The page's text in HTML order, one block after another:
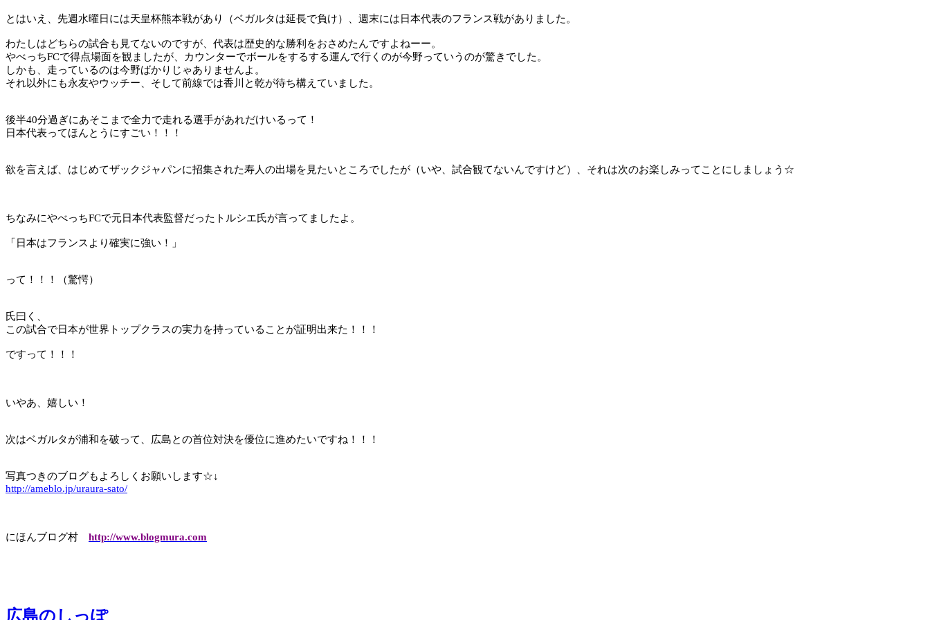
とはいえ、先週水曜日には天皇杯熊本戦があり（ベガルタは延長で負け）、週末には日本代表のフランス戦がありました。
わたしはどちらの試合も見てないのですが、代表は歴史的な勝利をおさめたんですよねーー。
やべっちFCで得点場面を観ましたが、カウンターでボールをするする運んで行くのが今野っていうのが驚きでした。
しかも、走っているのは今野ばかりじゃありませんよ。
それ以外にも永友やウッチー、そして前線では香川と乾が待ち構えていました。
後半40分過ぎにあそこまで全力で走れる選手があれだけいるって！
日本代表ってほんとうにすごい！！！
欲を言えば、はじめてザックジャパンに招集された寿人の出場を見たいところでしたが（いや、試合観てないんですけど）、それは次のお楽しみってことにしましょう☆
ちなみにやべっちFCで元日本代表監督だったトルシエ氏が言ってましたよ。
「日本はフランスより確実に強い！」
って！！！（驚愕）
氏曰く、
この試合で日本が世界トップクラスの実力を持っていることが証明出来た！！！
ですって！！！
いやあ、嬉しい！
次はベガルタが浦和を破って、広島との首位対決を優位に進めたいですね！！！
写真つきのブログもよろしくお願いします☆↓
http://ameblo.jp/uraura-sato/
にほんブログ村 http://www.blogmura.com
広島のしっぽ